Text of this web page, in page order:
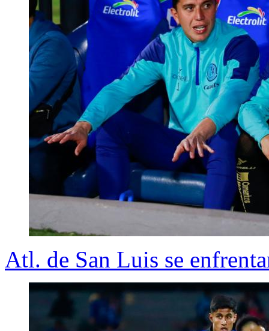
Atl. de San Luis se